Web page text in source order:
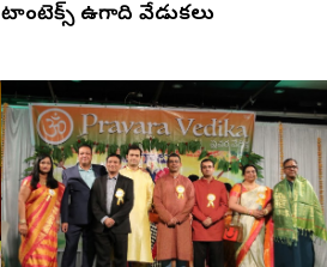
టాంటెక్స్ ఉగాది వేడుకలు